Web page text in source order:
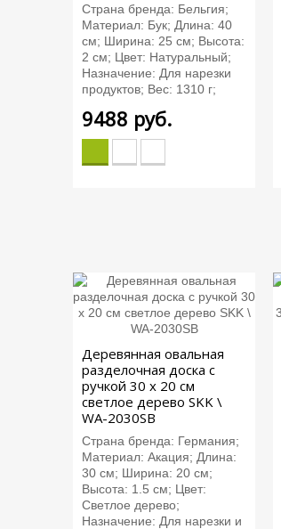
Страна бренда: Бельгия;
Материал: Бук; Длина: 40
см; Ширина: 25 см; Высота:
2 см; Цвет: Натуральный;
Назначение: Для нарезки
продуктов; Вес: 1310 г;
9488 руб.
Деревянная овальная
разделочная доска с
ручкой 30 х 20 см
светлое дерево SKK \
WA-2030SB
Страна бренда: Германия;
Материал: Акация; Длина:
30 см; Ширина: 20 см;
Высота: 1.5 см; Цвет:
Светлое дерево;
Назначение: Для нарезки и